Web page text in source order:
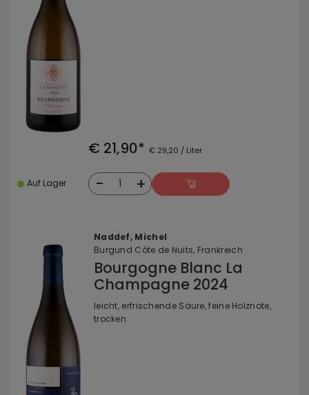
€ 21,90* € 29,20 / Liter
Auf Lager - 1 +
Naddef, Michel
Burgund Côte de Nuits, Frankreich
Bourgogne Blanc La
Champagne 2024
leicht, erfrischende Säure, feine Holznote,
trocken